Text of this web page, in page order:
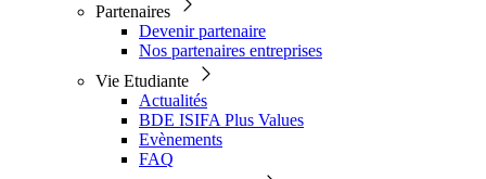
Partenaires
Devenir partenaire
Nos partenaires entreprises
Vie Etudiante
Actualités
BDE ISIFA Plus Values
Evènements
FAQ